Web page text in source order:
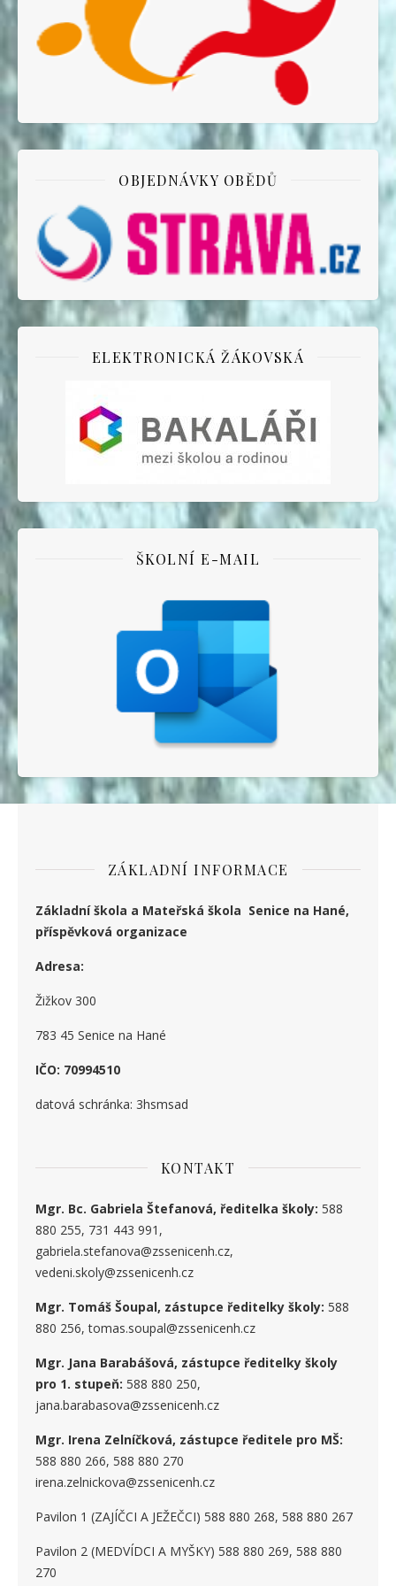
OBJEDNÁVKY OBĚDŮ
ELEKTRONICKÁ ŽÁKOVSKÁ
ŠKOLNÍ E-MAIL
ZÁKLADNÍ INFORMACE
Základní škola a Mateřská škola Senice na Hané,
příspěvková organizace
Adresa:
Žižkov 300
783 45 Senice na Hané
IČO: 70994510
datová schránka: 3hsmsad
KONTAKT
Mgr. Bc. Gabriela Štefanová, ředitelka školy: 588
880 255, 731 443 991,
gabriela.stefanova@zssenicenh.cz,
vedeni.skoly@zssenicenh.cz
Mgr. Tomáš Šoupal, zástupce ředitelky školy: 588
880 256, tomas.soupal@zssenicenh.cz
Mgr. Jana Barabášová, zástupce ředitelky školy
pro 1. stupeň: 588 880 250,
jana.barabasova@zssenicenh.cz
Mgr. Irena Zelníčková, zástupce ředitele pro MŠ:
588 880 266, 588 880 270
irena.zelnickova@zssenicenh.cz
Pavilon 1 (ZAJÍČCI A JEŽEČCI) 588 880 268, 588 880 267
Pavilon 2 (MEDVÍDCI A MYŠKY) 588 880 269, 588 880
270